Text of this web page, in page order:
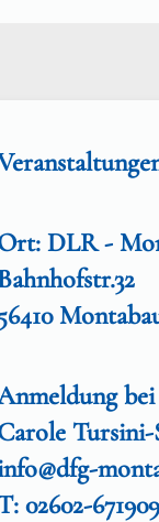
DLR -
bei
Tursini-
02602-671909